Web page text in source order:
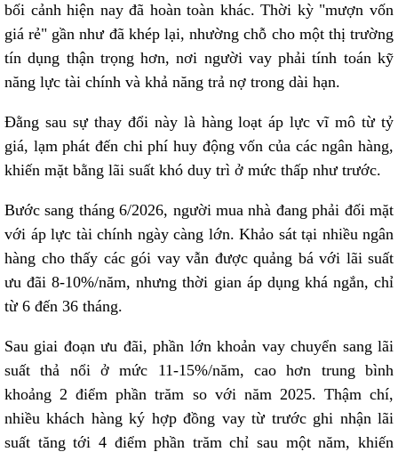
bối cảnh hiện nay đã hoàn toàn khác. Thời kỳ "mượn vốn
giá rẻ" gần như đã khép lại, nhường chỗ cho một thị trường
tín dụng thận trọng hơn, nơi người vay phải tính toán kỹ
năng lực tài chính và khả năng trả nợ trong dài hạn.
Đằng sau sự thay đổi này là hàng loạt áp lực vĩ mô từ tỷ
giá, lạm phát đến chi phí huy động vốn của các ngân hàng,
khiến mặt bằng lãi suất khó duy trì ở mức thấp như trước.
Bước sang tháng 6/2026, người mua nhà đang phải đối mặt
với áp lực tài chính ngày càng lớn. Khảo sát tại nhiều ngân
hàng cho thấy các gói vay vẫn được quảng bá với lãi suất
ưu đãi 8-10%/năm, nhưng thời gian áp dụng khá ngắn, chỉ
từ 6 đến 36 tháng.
Sau giai đoạn ưu đãi, phần lớn khoản vay chuyển sang lãi
suất thả nổi ở mức 11-15%/năm, cao hơn trung bình
khoảng 2 điểm phần trăm so với năm 2025. Thậm chí,
nhiều khách hàng ký hợp đồng vay từ trước ghi nhận lãi
suất tăng tới 4 điểm phần trăm chỉ sau một năm, khiến